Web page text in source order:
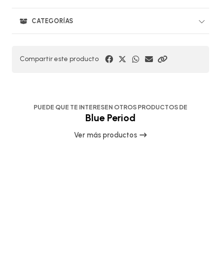
CATEGORÍAS
Compartir este producto
PUEDE QUE TE INTERESEN OTROS PRODUCTOS DE
Blue Period
Ver más productos